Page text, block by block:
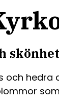
skönhet